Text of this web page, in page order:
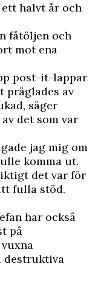
halvt år och
fåtöljen och
mot ena
post-it-lappar
präglades av
säger
det som var
jag mig om
komma ut.
det var för
fulla stöd.
har också
på
destruktiva